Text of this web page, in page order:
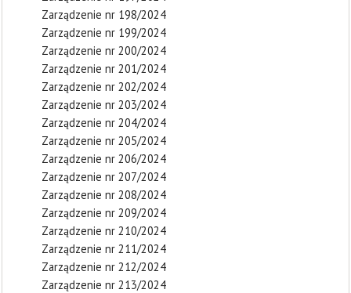
Zarządzenie nr 198/2024
Zarządzenie nr 199/2024
Zarządzenie nr 200/2024
Zarządzenie nr 201/2024
Zarządzenie nr 202/2024
Zarządzenie nr 203/2024
Zarządzenie nr 204/2024
Zarządzenie nr 205/2024
Zarządzenie nr 206/2024
Zarządzenie nr 207/2024
Zarządzenie nr 208/2024
Zarządzenie nr 209/2024
Zarządzenie nr 210/2024
Zarządzenie nr 211/2024
Zarządzenie nr 212/2024
Zarządzenie nr 213/2024